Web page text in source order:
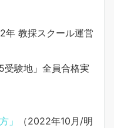
年 教採スクール運営
受験地」全員合格実
」
（2022年10月/明